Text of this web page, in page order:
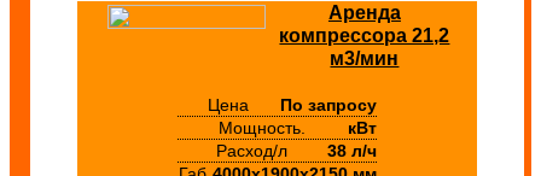
Аренда
компрессора 21,2
м3/мин
Цена
По запросу
Мощность.
кВт
Расход/л
38 л/ч